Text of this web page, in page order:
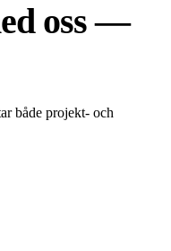
oss —
både projekt- och